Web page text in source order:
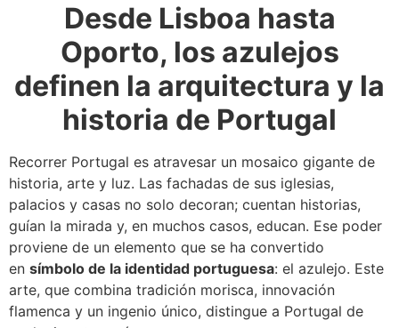
Desde Lisboa hasta
Oporto, los azulejos
definen la arquitectura y la
historia de Portugal
Recorrer Portugal es atravesar un mosaico gigante de
historia, arte y luz. Las fachadas de sus iglesias,
palacios y casas no solo decoran; cuentan historias,
guían la mirada y, en muchos casos, educan. Ese poder
proviene de un elemento que se ha convertido
en símbolo de la identidad portuguesa: el azulejo. Este
arte, que combina tradición morisca, innovación
flamenca y un ingenio único, distingue a Portugal de